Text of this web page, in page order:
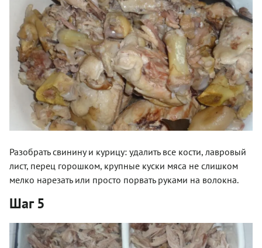
Разобрать свинину и курицу: удалить все кости, лавровый
лист, перец горошком, крупные куски мяса не слишком
мелко нарезать или просто порвать руками на волокна.
Шаг 5